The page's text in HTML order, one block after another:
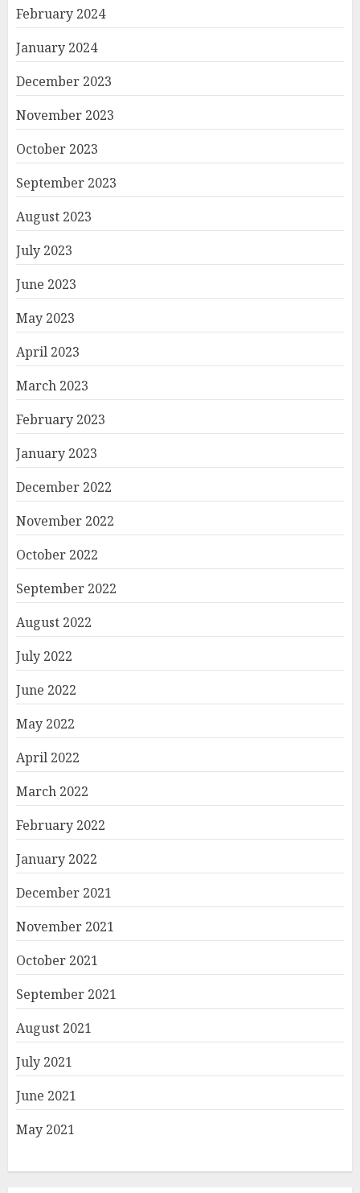
February 2024
January 2024
December 2023
November 2023
October 2023
September 2023
August 2023
July 2023
June 2023
May 2023
April 2023
March 2023
February 2023
January 2023
December 2022
November 2022
October 2022
September 2022
August 2022
July 2022
June 2022
May 2022
April 2022
March 2022
February 2022
January 2022
December 2021
November 2021
October 2021
September 2021
August 2021
July 2021
June 2021
May 2021